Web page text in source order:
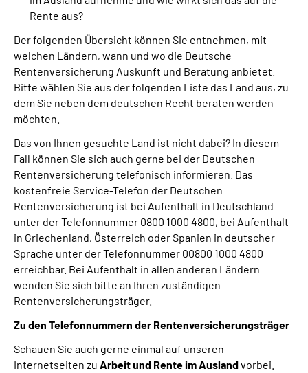
Leichte Sprache
Mein Kundenportal
Rente aus?
Der folgenden Übersicht können Sie entnehmen, mit
welchen Ländern, wann und wo die Deutsche
Rentenversicherung Auskunft und Beratung anbietet.
Bitte wählen Sie aus der folgenden Liste das Land aus, zu
dem Sie neben dem deutschen Recht beraten werden
möchten.
Das von Ihnen gesuchte Land ist nicht dabei? In diesem
Fall können Sie sich auch gerne bei der Deutschen
Rentenversicherung telefonisch informieren. Das
kostenfreie Service-Telefon der Deutschen
Rentenversicherung ist bei Aufenthalt in Deutschland
unter der Telefonnummer 0800 1000 4800, bei Aufenthalt
in Griechenland, Österreich oder Spanien in deutscher
Sprache unter der Telefonnummer 00800 1000 4800
erreichbar. Bei Aufenthalt in allen anderen Ländern
wenden Sie sich bitte an Ihren zuständigen
Rentenversicherungsträger.
Zu den Telefonnummern der Rentenversicherungsträger
Schauen Sie auch gerne einmal auf unseren
Internetseiten zu Arbeit und Rente im Auslandvorbei.